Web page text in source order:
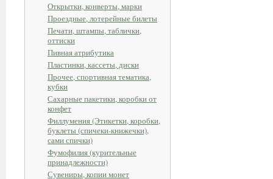
Открытки, конверты, марки
Проездные, лотерейные билеты
Печати, штампы, таблички,
оттиски
Пивная атрибутика
Пластинки, кассеты, диски
Прочее, спортивная тематика,
кубки
Сахарные пакетики, коробки от
конфет
Филлумения (Этикетки, коробки,
буклеты (спичеки-книжечки),
сами спички)
Фумофилия (курительные
принадлежности)
Сувениры, копии монет